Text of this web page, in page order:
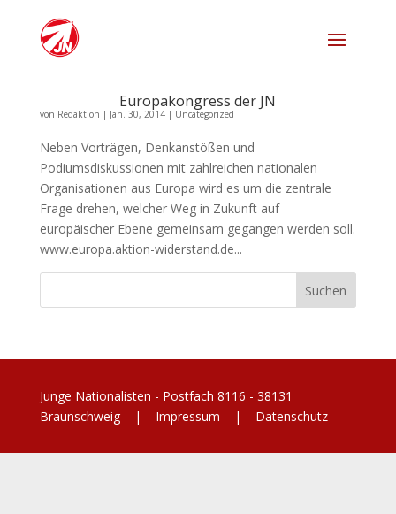
Europakongress der JN
von Redaktion | Jan. 30, 2014| Uncategorized
Neben Vorträgen, Denkanstößen und
Podiumsdiskussionen mit zahlreichen nationalen
Organisationen aus Europa wird es um die zentrale
Frage drehen, welcher Weg in Zukunft auf
europäischer Ebene gemeinsam gegangen werden soll.
www.europa.aktion-widerstand.de...
Junge Nationalisten - Postfach 8116 - 38131
Braunschweig | Impressum | Datenschutz